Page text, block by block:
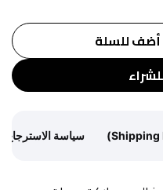
أضف للسلة
سياسة الاسترجاع (Return Policy)